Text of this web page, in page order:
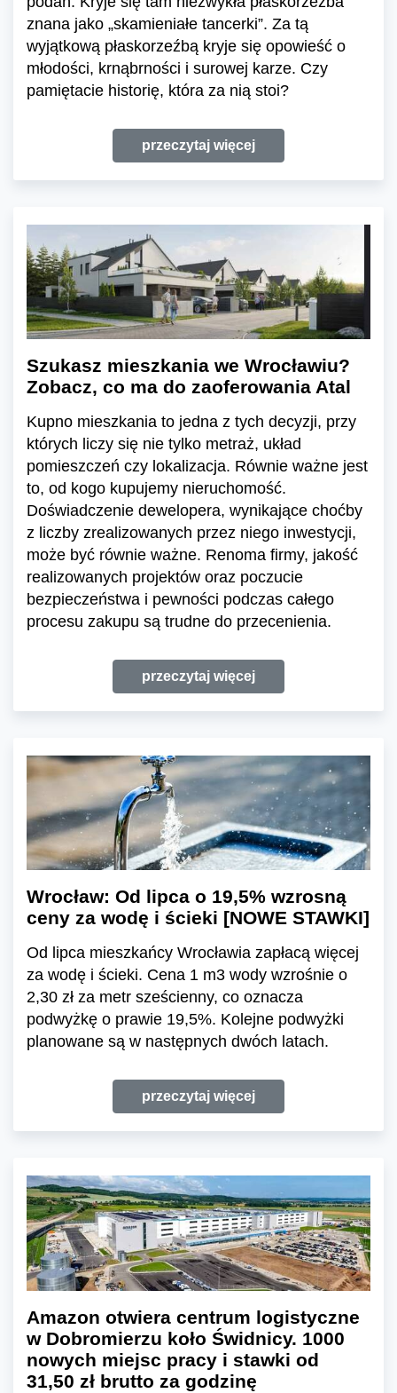
znana jako „skamieniałe tancerki”. Za tą
wyjątkową płaskorzeźbą kryje się opowieść o
młodości, krnąbrności i surowej karze. Czy
pamiętacie historię, która za nią stoi?
przeczytaj więcej
Szukasz mieszkania we Wrocławiu?
Zobacz, co ma do zaoferowania Atal
Kupno mieszkania to jedna z tych decyzji, przy
których liczy się nie tylko metraż, układ
pomieszczeń czy lokalizacja. Równie ważne jest
to, od kogo kupujemy nieruchomość.
Doświadczenie dewelopera, wynikające choćby
z liczby zrealizowanych przez niego inwestycji,
może być równie ważne. Renoma firmy, jakość
realizowanych projektów oraz poczucie
bezpieczeństwa i pewności podczas całego
procesu zakupu są trudne do przecenienia.
przeczytaj więcej
Wrocław: Od lipca o 19,5% wzrosną
ceny za wodę i ścieki [NOWE STAWKI]
Od lipca mieszkańcy Wrocławia zapłacą więcej
za wodę i ścieki. Cena 1 m3 wody wzrośnie o
2,30 zł za metr sześcienny, co oznacza
podwyżkę o prawie 19,5%. Kolejne podwyżki
planowane są w następnych dwóch latach.
przeczytaj więcej
Amazon otwiera centrum logistyczne
w Dobromierzu koło Świdnicy. 1000
nowych miejsc pracy i stawki od
31,50 zł brutto za godzinę